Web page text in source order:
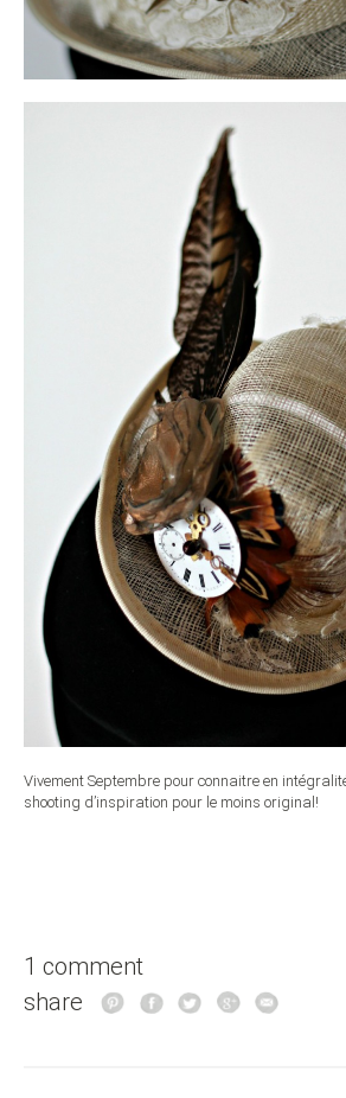
Vivement Septembre pour connaitre en
shooting d’inspiration pour le moins original!
1 comment
share